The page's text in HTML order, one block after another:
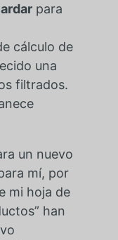
para
cálculo de
una
filtrados.
un nuevo
mí, por
mi hoja de
han